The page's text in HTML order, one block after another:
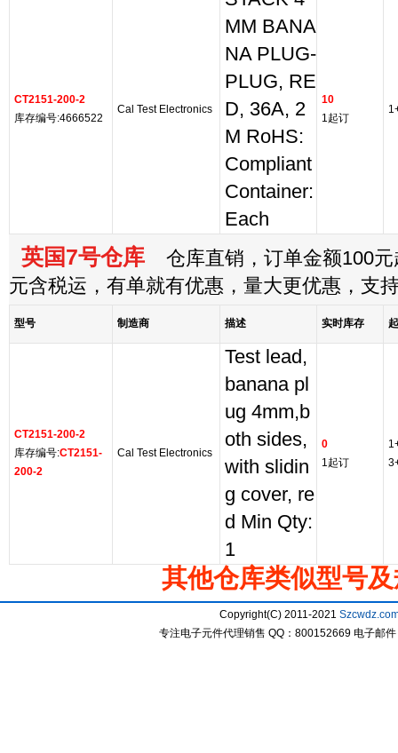
CT2151-200-2
库存编号:4666522
Cal Test Electronics
MM BANA
NA PLUG-
PLUG, RE
D, 36A, 2
M RoHS:
Compliant
Container:
Each
10
1起订
英国7号仓库 仓库直销，订单金额100元
元含税运，有单就有优惠，量大更优惠，支
型号 制造商 描述 实时库存
CT2151-200-2
库存编号:CT2151-
200-2
Cal Test Electronics
Test lead,
banana pl
ug 4mm,b
oth sides,
with slidin
g cover, re
d Min Qty:
1
0
1起订
其他仓库类似型号
Copyright(C) 2011-2021
专注电子元件代理销售 QQ：800152669 电子邮